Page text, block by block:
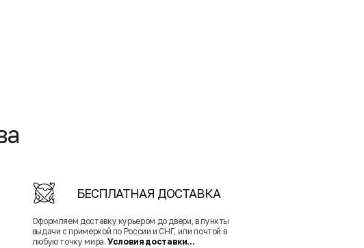
БЕСПЛАТНАЯ ДОСТАВКА
Оформляем доставку курьером до двери, в пункты
выдачи с примеркой по России и СНГ, или почтой в
любую точку мира.Условия доставки...